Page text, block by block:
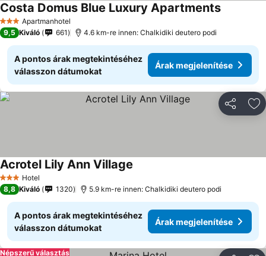
3 KategóriaApartmanhotel
Costa Domus Blue Luxury ApartmentsÁrak
9,5 Kiváló 661 4.6 km-re innen: Chalkidiki deutero podi
A pontos árak megtekintéséhez
válasszon dátumokat
Árak megjelenítése
3 Kategória
Hotel
Acrotel Lily Ann Village
8,8 Kiváló 1320 5.9 km-re innen: Chalkidiki deutero podi
A pontos árak megtekintéséhez
válasszon dátumokat
Árak megjelenítése
Népszerű választás